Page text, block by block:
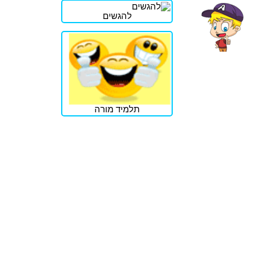
להגשים
תלמיד מורה